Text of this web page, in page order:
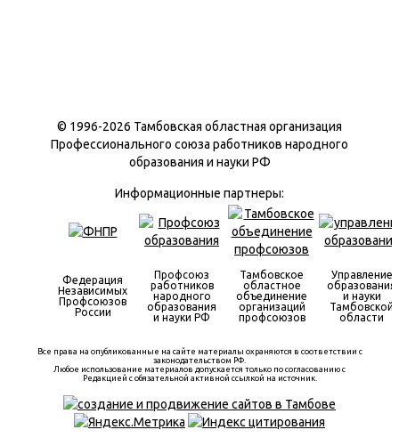
© 1996-2026 Тамбовская областная организация
Профессионального союза работников народного
образования и науки РФ
Информационные партнеры:
Федерация
Независимых
Профсоюзов
России
Профсоюз
работников
народного
образования
и науки РФ
Тамбовское
областное
объединение
организаций
профсоюзов
Управление
образования
и науки
Тамбовской
области
Все права на опубликованные на сайте материалы охраняются в соответствии с
законодательством РФ.
Любое использование материалов допускается только по согласованию с
Редакцией с обязательной активной ссылкой на источник.